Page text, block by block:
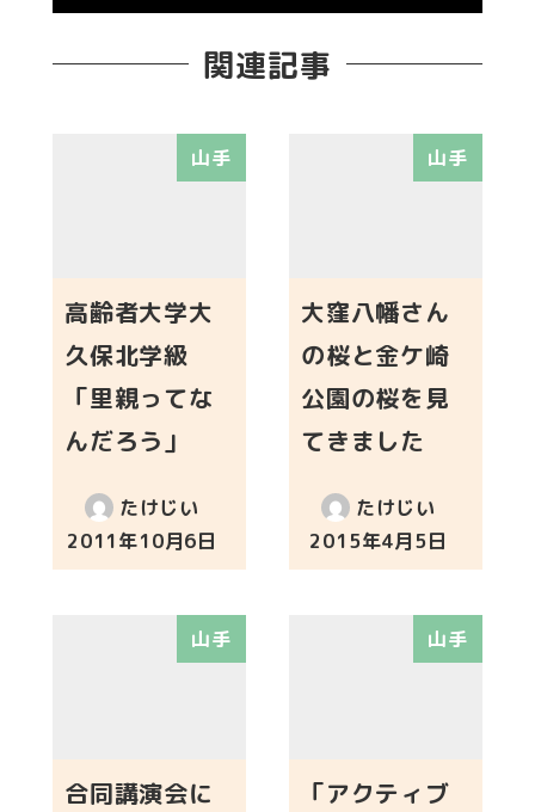
関連記事
山手
高齢者大学大
久保北学級
「里親ってな
んだろう」
たけじい
投稿日
2011年10月6日
山手
大窪八幡さん
の桜と金ケ崎
公園の桜を見
てきました
たけじい
投稿日
2015年4月5日
山手
合同講演会に
山手
「アクティブ